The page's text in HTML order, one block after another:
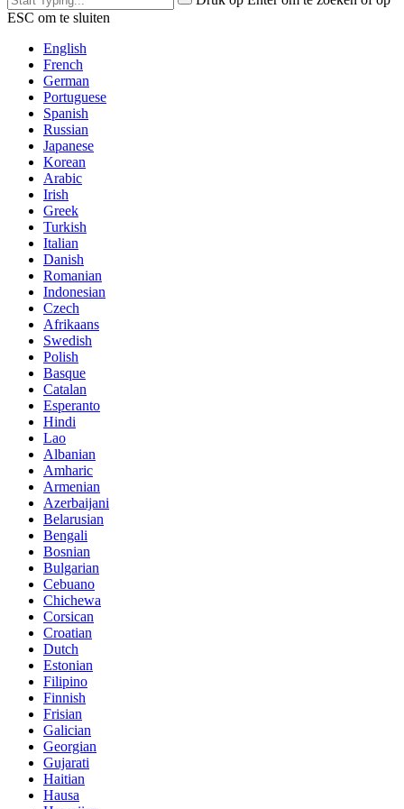
ESC om te sluiten
English
French
German
Portuguese
Spanish
Russian
Japanese
Korean
Arabic
Irish
Greek
Turkish
Italian
Danish
Romanian
Indonesian
Czech
Afrikaans
Swedish
Polish
Basque
Catalan
Esperanto
Hindi
Lao
Albanian
Amharic
Armenian
Azerbaijani
Belarusian
Bengali
Bosnian
Bulgarian
Cebuano
Chichewa
Corsican
Croatian
Dutch
Estonian
Filipino
Finnish
Frisian
Galician
Georgian
Gujarati
Haitian
Hausa